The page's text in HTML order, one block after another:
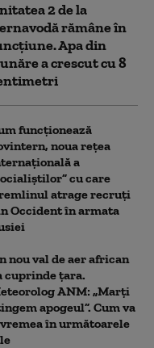
2 de la
rămâne în
Apa din
a crescut cu 8
funcționează
noua rețea
a
cu care
atrage recruți
Occident în armata
nou val de aer african
cuprinde țara.
ANM: „Marți
apogeul”. Cum va
în următoarele